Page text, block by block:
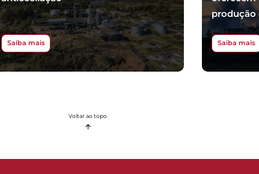
Saiba mais
produção
Saiba mais
Voltar ao topo